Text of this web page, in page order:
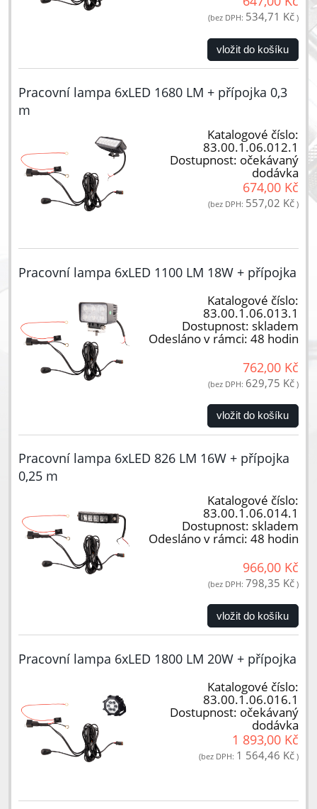
(bez DPH: 534,71 Kč )
vložit do košíku
Pracovní lampa 6xLED 1680 LM + přípojka 0,3
m
Katalogové číslo:
83.00.1.06.012.1
Dostupnost: očekávaný
dodávka
674,00 Kč
(bez DPH: 557,02 Kč )
Pracovní lampa 6xLED 1100 LM 18W + přípojka
Katalogové číslo:
83.00.1.06.013.1
Dostupnost: skladem
Odesláno v rámci: 48 hodin
762,00 Kč
(bez DPH: 629,75 Kč )
vložit do košíku
Pracovní lampa 6xLED 826 LM 16W + přípojka
0,25 m
Katalogové číslo:
83.00.1.06.014.1
Dostupnost: skladem
Odesláno v rámci: 48 hodin
966,00 Kč
(bez DPH: 798,35 Kč )
vložit do košíku
Pracovní lampa 6xLED 1800 LM 20W + přípojka
Katalogové číslo:
83.00.1.06.016.1
Dostupnost: očekávaný
dodávka
1 893,00 Kč
(bez DPH: 1 564,46 Kč )